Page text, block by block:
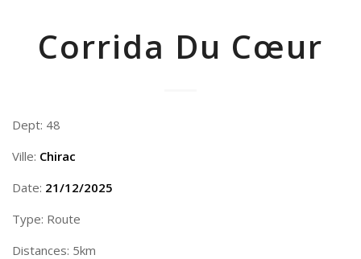
Corrida Du Cœur
Dept: 48
Ville: Chirac
Date: 21/12/2025
Type: Route
Distances: 5km